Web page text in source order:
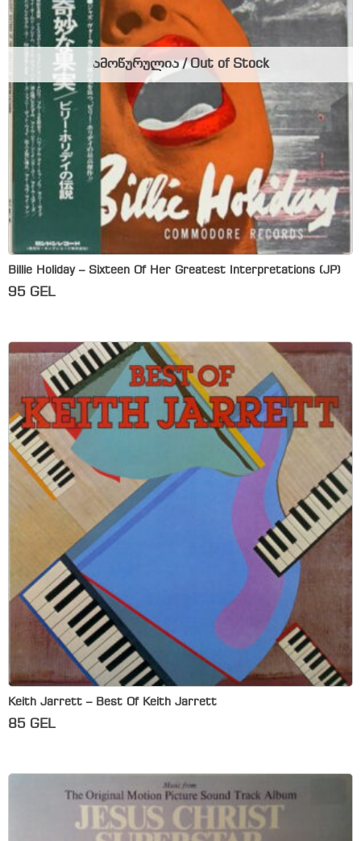
Billie Holiday – Sixteen Of Her Greatest Interpretations (JP)
95 GEL
ამოწურულია / Out of Stock
Keith Jarrett – Best Of Keith Jarrett
85 GEL